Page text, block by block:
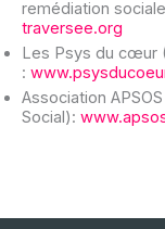
remédiation
traversee.org
Les Psys du cœur
:
Association
Social):